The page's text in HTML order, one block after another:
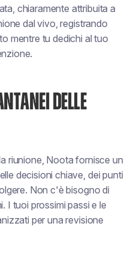
chiaramente attribuita a
dal vivo, registrando
mentre tu dedichi al tuo
DELLE
riunione, Noota fornisce un
decisioni chiave, dei punti
Non c'è bisogno di
I tuoi prossimi passi e le
per una revisione